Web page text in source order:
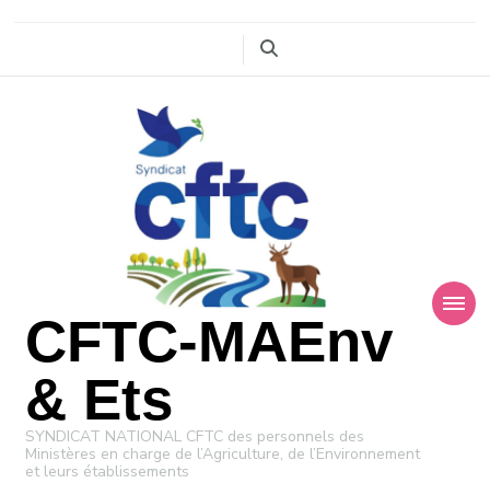
CFTC-MAEnv
& Ets
SYNDICAT NATIONAL CFTC des personnels des
Ministères en charge de l’Agriculture, de l’Environnement
et leurs établissements